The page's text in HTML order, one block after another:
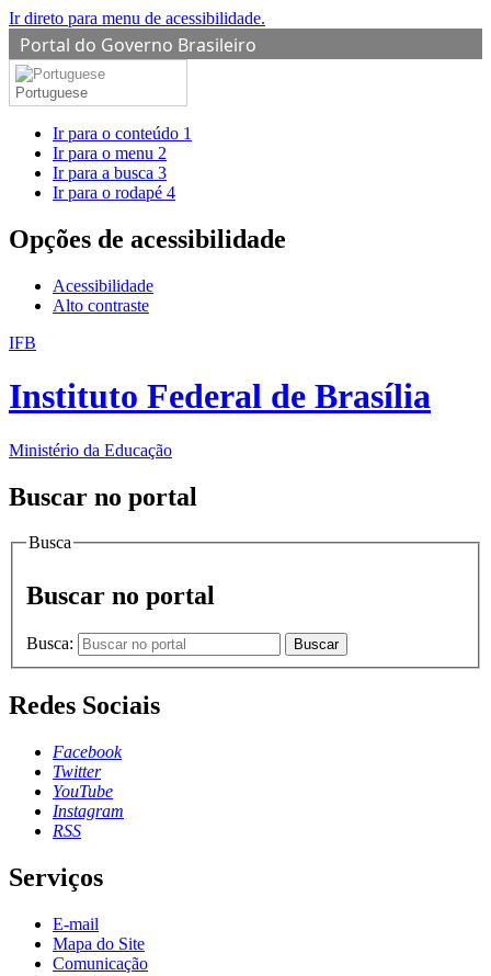
Ir direto para menu de acessibilidade.
Portal do Governo Brasileiro
Portuguese
Ir para o conteúdo 1
Ir para o menu 2
Ir para a busca 3
Ir para o rodapé 4
Opções de acessibilidade
Acessibilidade
Alto contraste
IFB
Instituto Federal de Brasília
Ministério da Educação
Buscar no portal
Busca
Buscar no portal
Busca: Buscar
Redes Sociais
Facebook
Twitter
YouTube
Instagram
RSS
Serviços
E-mail
Mapa do Site
Comunicação